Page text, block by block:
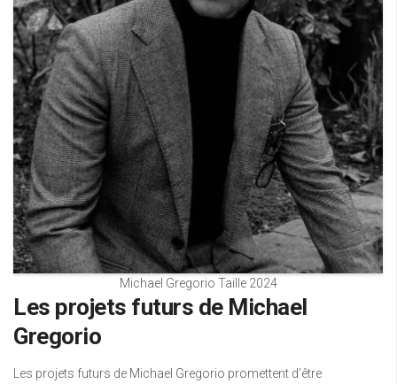
Michael Gregorio Taille 2024
Les projets futurs de Michael
Gregorio
Les projets futurs de Michael Gregorio promettent d’être